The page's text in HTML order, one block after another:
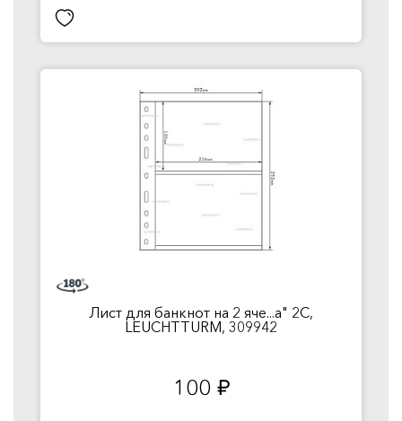
Лист для банкнот на 2 яче...a" 2C,
LEUCHTTURM, 309942
100 руб.